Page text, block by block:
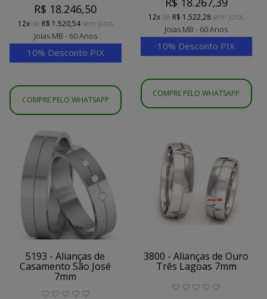
R$ 18.246,50
12xde R$ 1.520,54sem juros
Joias MB - 60 Anos
10% Desconto PIX
COMPRE PELO WHATSAPP
12xde R$ 1.522,28sem juros
Joias MB - 60 Anos
10% Desconto PIX
COMPRE PELO WHATSAPP
5193 - Alianças de
Casamento São José
7mm
3800 - Alianças de Ouro
Três Lagoas 7mm